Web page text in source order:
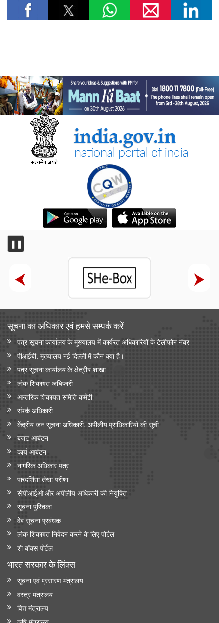
❚❚
सूचना का अधिकार एवं हमसे सम्‍पर्क करें
पत्र सूचना कार्यालय के मुख्यालय में कार्यरत अधिकारियों के टेलीफोन नंबर
पीआईबी, मुख्यालय नई दिल्ली में कौन क्या है।
पत्र सूचना कार्यालय के क्षेत्रीय शाखा
लोक शिकायत अधिकारी
आन्‍तरिक शिकायत समिति कमेटी
संपर्क अधिकारी
केंद्रीय जन सूचना अधिकारी, अपीलीय प्राधिकारियों की सूची
बजट आबंटन
कार्य आबंटन
नागरिक अधिकार पत्र
पारदर्शिता लेखा परीक्षा
सीपीआईओ और अपी‍लीय अधिकारी की नियुक्ति
सूचना पुस्तिका
वेब सूचना प्रबंधक
लोक शिकायत निवेदन करने के लिए पोर्टल
शी बॉक्स पोर्टल
भारत सरकार के लिंक्‍स
सूचना एवं प्रसारण मंत्रालय
वस्त्र मंत्रालय
वित्त मंत्रालय